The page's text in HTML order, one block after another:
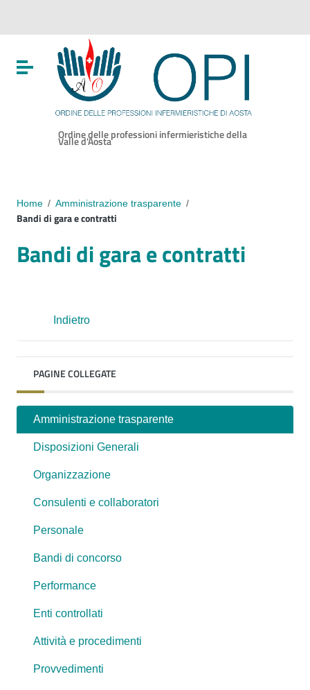
Attiva / disattiva la navigazione
Ordine delle professioni infermieristiche della
Valle d'Aosta
Home / Amministrazione trasparente /
Bandi di gara e contratti
Bandi di gara e contratti
Indietro
PAGINE COLLEGATE
Amministrazione trasparente
Disposizioni Generali
Organizzazione
Consulenti e collaboratori
Personale
Bandi di concorso
Performance
Enti controllati
Attività e procedimenti
Provvedimenti